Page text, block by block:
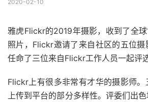
2020-02-10
雅虎Flickr的2019年摄影，收到了全
照片，Flickr邀请了来自社区的五位
任命了三位来自Flickr工作人员一起评
Flickr上有很多非常有才华的摄影师。
上传到平台的部分多样性。评委们出